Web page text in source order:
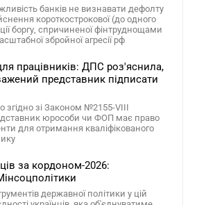
банків не визнавати дефолту
короткострокової (до одного
боргу, спричиненої фінтруднощами
збройної агресії рф
працівників: ДПС роз'яснила,
представник підписати
зі Законом №2155-VIII
юрособи чи ФОП має право
для отримання кваліфікованого
за кордоном-2026:
державної політики у цій